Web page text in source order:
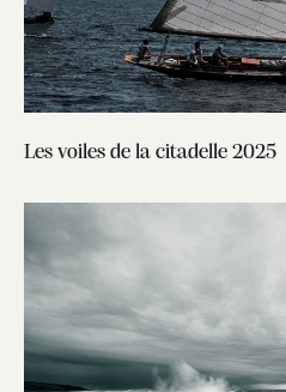
Les voiles de la citadelle 2025